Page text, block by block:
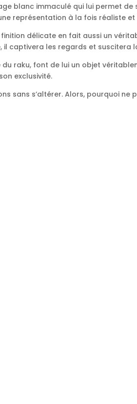
blanc immaculé qui lui permet de
représentation à la fois réaliste et
délicate en fait aussi un
il captivera les regards et suscitera
raku, font de lui un objet
exclusivité.
sans s’altérer. Alors, pourquoi ne